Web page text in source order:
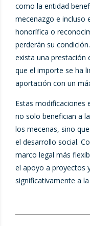
como la entidad
mecenazgo e incluso
honorífica o
perderán su
exista una prestación
que el importe se ha
aportación con un
Estas modificaciones
no solo benefician a
los mecenas, sino
el desarrollo social.
marco legal más
el apoyo a proyectos
significativamente a